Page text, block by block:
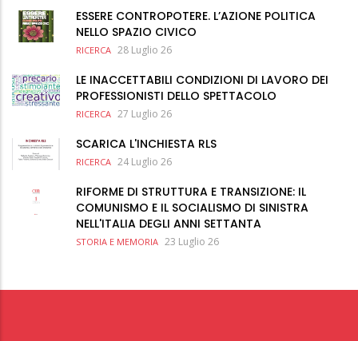
ESSERE CONTROPOTERE. L’AZIONE POLITICA
NELLO SPAZIO CIVICO
RICERCA 28 Luglio 26
LE INACCETTABILI CONDIZIONI DI LAVORO DEI
PROFESSIONISTI DELLO SPETTACOLO
RICERCA 27 Luglio 26
SCARICA L'INCHIESTA RLS
RICERCA 24 Luglio 26
RIFORME DI STRUTTURA E TRANSIZIONE: IL
COMUNISMO E IL SOCIALISMO DI SINISTRA
NELL'ITALIA DEGLI ANNI SETTANTA
STORIA E MEMORIA 23 Luglio 26